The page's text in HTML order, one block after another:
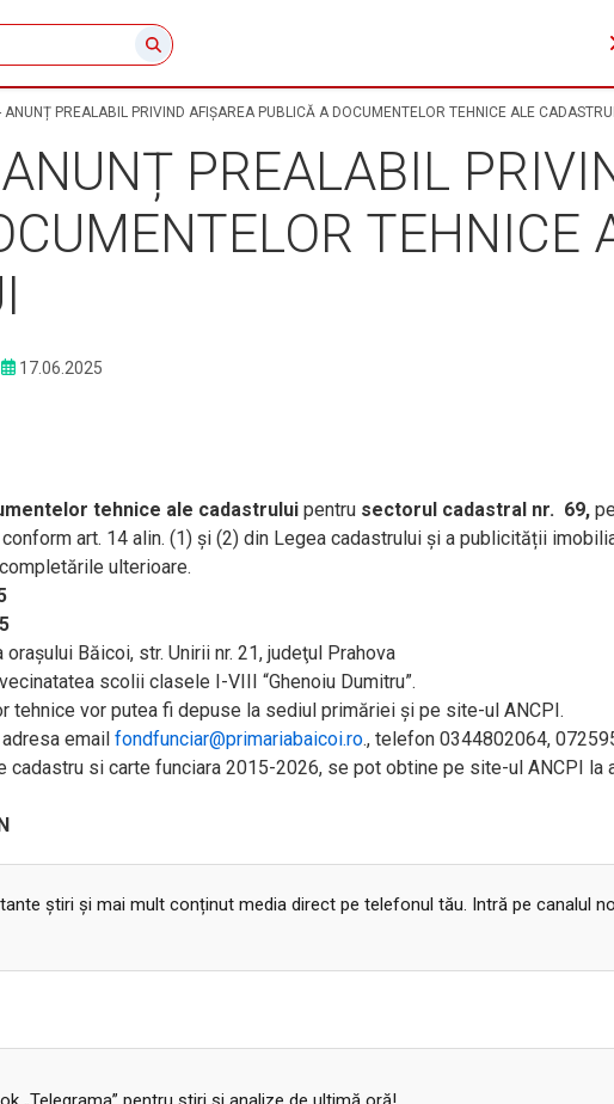
ANUNȚ PREALABIL PRIVIND AFIȘAREA PUBLICĂ A DOCUMENTELOR TEHNICE ALE
PREALABIL
TEHNICE
17.06.2025
tehnice ale cadastrului pentru sectorul cadastral nr. 69,
art. 14 alin. (1) și (2) din Legea cadastrului și a publicității
ulterioare.
Băicoi, str. Unirii nr. 21, judeţul Prahova
scolii clasele I-VIII “Ghenoiu Dumitru”.
tehnice vor putea fi depuse la sediul primăriei și pe site-ul ANCPI.
email fondfunciar@primariabaicoi.ro., telefon 0344802064,
cadastru si carte funciara 2015-2026, se pot obtine pe site-ul ANCPI la
știri și mai mult conținut media direct pe telefonul tău. Intră pe canalul